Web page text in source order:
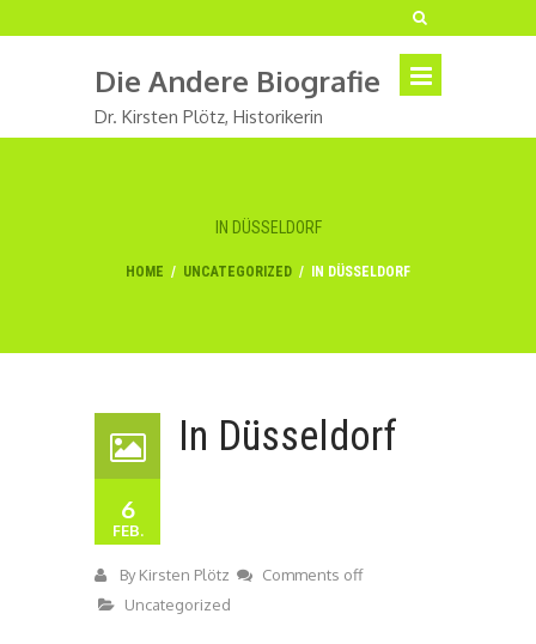
Die Andere Biografie
Dr. Kirsten Plötz, Historikerin
IN DÜSSELDORF
HOME / UNCATEGORIZED / IN DÜSSELDORF
6
FEB.
In Düsseldorf
ByKirsten Plötz
Comments off
Uncategorized